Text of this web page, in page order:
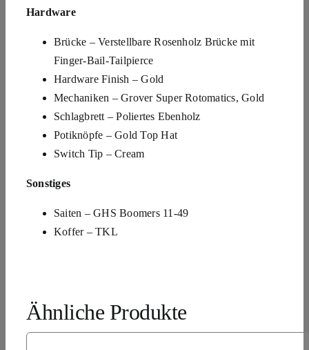
Hardware
Brücke – Verstellbare Rosenholz Brücke mit
Finger-Bail-Tailpierce
Hardware Finish – Gold
Mechaniken – Grover Super Rotomatics, Gold
Schlagbrett – Poliertes Ebenholz
Potiknöpfe – Gold Top Hat
Switch Tip – Cream
Sonstiges
Saiten – GHS Boomers 11-49
Koffer – TKL
Ähnliche Produkte